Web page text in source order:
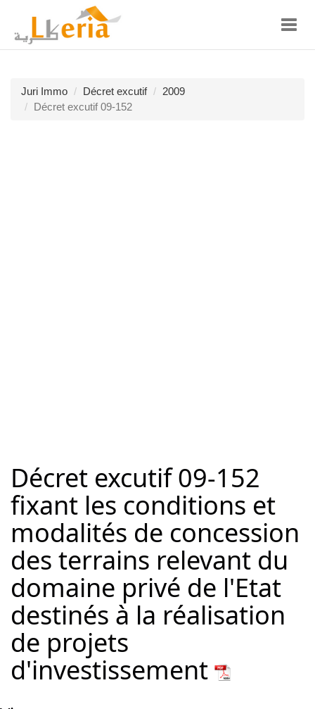
Juri Immo Décret excutif
2009
Décret excutif 09-152
Décret excutif 09-152
fixant les conditions et
modalités de concession
des terrains relevant du
domaine privé de l'Etat
destinés à la réalisation
de projets
d'investissement